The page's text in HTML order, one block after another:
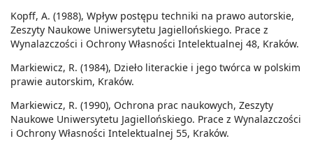
Kopff, A. (1988), Wpływ postępu techniki na prawo autorskie,
Zeszyty Naukowe Uniwersytetu Jagiellońskiego. Prace z
Wynalazczości i Ochrony Własności Intelektualnej 48, Kraków.
Markiewicz, R. (1984), Dzieło literackie i jego twórca w polskim
prawie autorskim, Kraków.
Markiewicz, R. (1990), Ochrona prac naukowych, Zeszyty
Naukowe Uniwersytetu Jagiellońskiego. Prace z Wynalazczości
i Ochrony Własności Intelektualnej 55, Kraków.